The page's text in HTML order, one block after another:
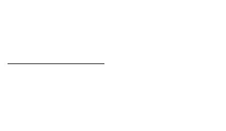
━━━━━━━━━━━━